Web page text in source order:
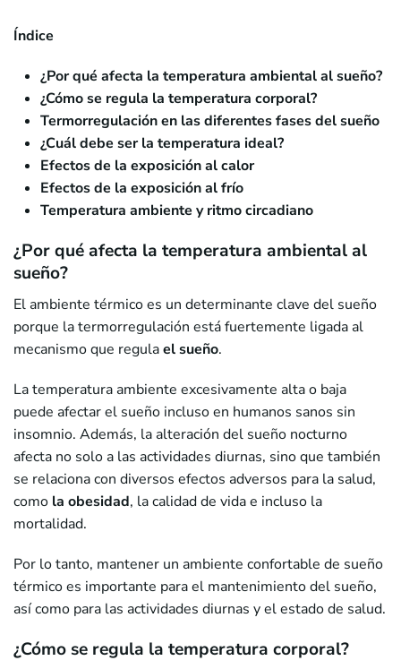
Índice
¿Por qué afecta la temperatura ambiental al sueño?
¿Cómo se regula la temperatura corporal?
Termorregulación en las diferentes fases del sueño
¿Cuál debe ser la temperatura ideal?
Efectos de la exposición al calor
Efectos de la exposición al frío
Temperatura ambiente y ritmo circadiano
¿Por qué afecta la temperatura ambiental al
sueño?
El ambiente térmico es un determinante clave del sueño
porque la termorregulación está fuertemente ligada al
mecanismo que regulael sueño.
La temperatura ambiente excesivamente alta o baja
puede afectar el sueño incluso en humanos sanos sin
insomnio. Además, la alteración del sueño nocturno
afecta no solo a las actividades diurnas, sino que también
se relaciona con diversos efectos adversos para la salud,
como la obesidad, la calidad de vida e incluso la
mortalidad.
Por lo tanto, mantener un ambiente confortable de sueño
térmico es importante para el mantenimiento del sueño,
así como para las actividades diurnas y el estado de salud.
¿Cómo se regula la temperatura corporal?